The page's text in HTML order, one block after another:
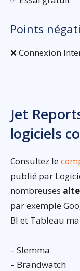
Points
❌ Connexion
Jet
logiciels
Consultez le
publié par
nombreuses
par exemple
BI et Tableau
– Slemma
– Brandwatch